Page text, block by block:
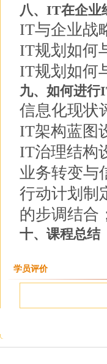
八、IT在企业
IT与企业战
IT规划如何
IT规划如何
九、如何进行
信息化现状
IT架构蓝图
IT治理结构
业务转变与
行动计划制
的步调结合
十、课程总结
学员评价